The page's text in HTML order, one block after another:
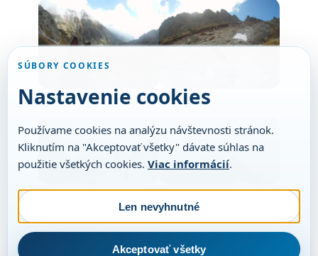
SÚBORY COOKIES
Nastavenie cookies
Používame cookies na analýzu návštevnosti stránok.
Kliknutím na "Akceptovať všetky" dávate súhlas na
použitie všetkých cookies. Viac informácií.
Len nevyhnutné
Akceptovať všetky